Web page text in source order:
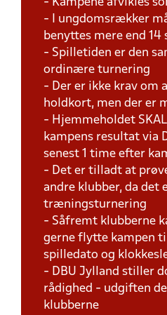
- Kampene afvikles
- I ungdomsrækker
benyttes mere end
- Spilletiden er den
ordinære turnering
- Der er ikke krav om
holdkort, men der er
- Hjemmeholdet
kampens resultat via
senest 1 time efter
- Det er tilladt at
andre klubber, da det
træningsturnering
- Såfremt klubberne
gerne flytte kampen
spilledato og
- DBU Jylland stiller
rådighed - udgiften
klubberne